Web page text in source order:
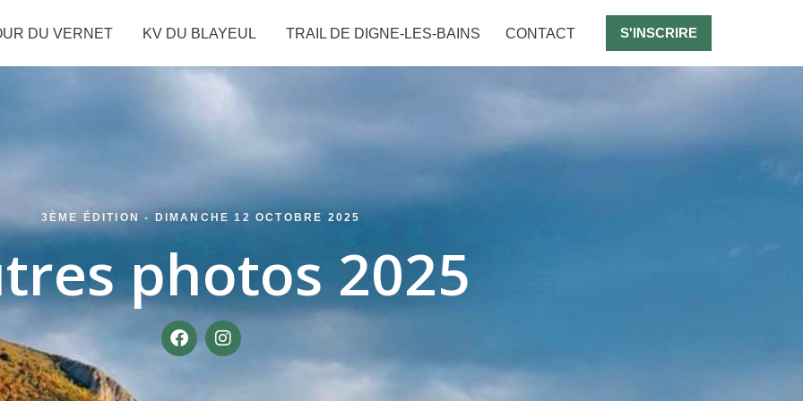
DU VERNET KV DU BLAYEUL TRAIL DE DIGNE-LES-BAINS CONTACT S'INSCRIRE
3ÈME ÉDITION - DIMANCHE 12 OCTOBRE 2025
photos 2025